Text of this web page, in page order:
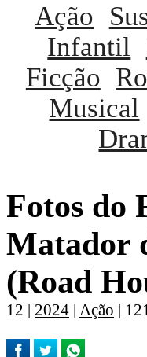
Ação
Infantil
Ficção
Musical
Fotos do
Matador
(Road
12 | 2024 | Ação |